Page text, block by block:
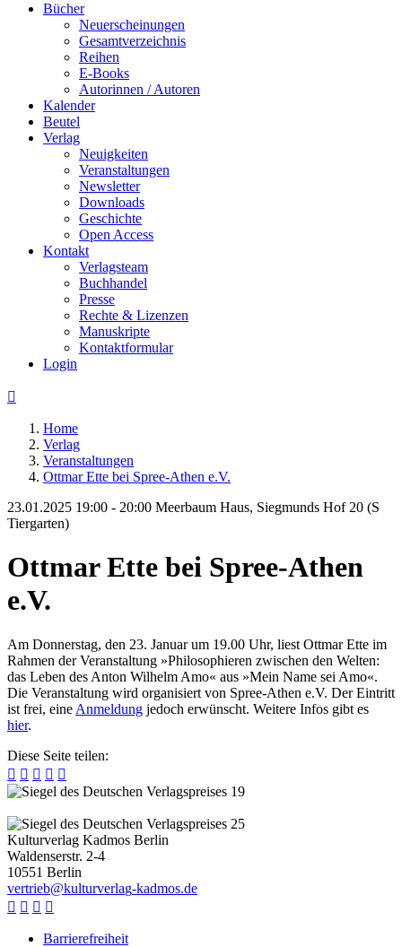
Bücher
Neuerscheinungen
Gesamtverzeichnis
Reihen
E-Books
Autorinnen / Autoren
Kalender
Beutel
Verlag
Neuigkeiten
Veranstaltungen
Newsletter
Downloads
Geschichte
Open Access
Kontakt
Verlagsteam
Buchhandel
Presse
Rechte & Lizenzen
Manuskripte
Kontaktformular
Login

Home
Verlag
Veranstaltungen
Ottmar Ette bei Spree-Athen e.V.
23.01.2025 19:00 - 20:00 Meerbaum Haus, Siegmunds Hof 20 (S
Tiergarten)
Ottmar Ette bei Spree-Athen
e.V.
Am Donnerstag, den 23. Januar um 19.00 Uhr, liest Ottmar Ette im
Rahmen der Veranstaltung »Philosophieren zwischen den Welten:
das Leben des Anton Wilhelm Amo« aus »Mein Name sei Amo«.
Die Veranstaltung wird organisiert von Spree-Athen e.V. Der Eintritt
ist frei, eine Anmeldung jedoch erwünscht. Weitere Infos gibt es
hier.
Diese Seite teilen:
    
Kulturverlag Kadmos Berlin
Waldenserstr. 2-4
10551 Berlin
vertrieb@kulturverlag-kadmos.de
   
Barrierefreiheit